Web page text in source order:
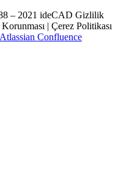
– 2021 ideCAD Gizlilik
| Çerez Politikası
Atlassian Confluence